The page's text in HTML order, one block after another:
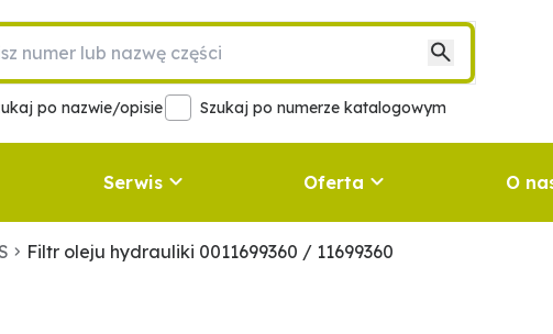
po nazwie/opisie Szukaj po numerze katalogowym
Serwis Oferta O
Filtr oleju hydrauliki 0011699360 / 11699360